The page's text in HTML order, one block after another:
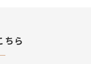
ちら